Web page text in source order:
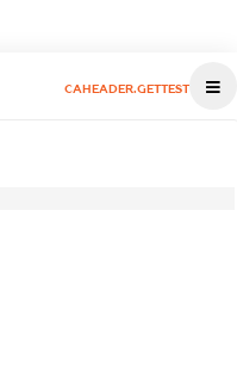
CAHEADER.GETTEST